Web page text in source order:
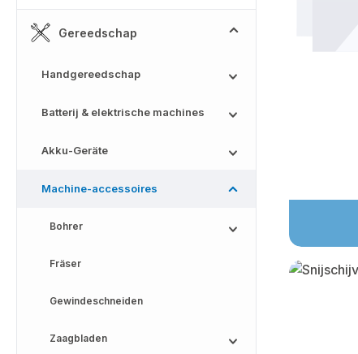
Gereedschap
Handgereedschap
Batterij & elektrische machines
Akku-Geräte
Machine-accessoires
Bohrer
Fräser
Gewindeschneiden
Zaagbladen